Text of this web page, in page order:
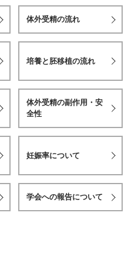
体外受精の流れ
培養と胚移植の流れ
体外受精の副作用・安
全性
妊娠率について
学会への報告について